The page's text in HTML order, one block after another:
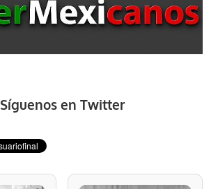
Síguenos en Twitter